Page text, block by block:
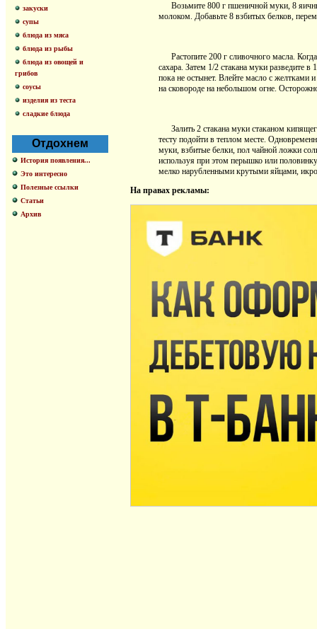
закуски
супы
блюда из мяса
блюда из рыбы
блюда из овощей и
грибов
соусы
изделия из теста
сладкие блюда
Отдохнем
История появления...
Это интересно
Полезные ссылки
Статьи
Архив
Возьмите 800 г пшеничной муки, 8
молоком. Добавьте 8 взбитых белков,
Растопите 200 г сливочного масла.
сахара. Затем 1/2 стакана муки разведите
пока не остынет. Влейте масло с желтками
на сковороде на небольшом огне.
Залить 2 стакана муки стаканом
тесту подойти в теплом месте.
муки, взбитые белки, пол чайной ложки
используя при этом перышко или
мелко нарубленными крутыми яйцами,
На правах рекламы: